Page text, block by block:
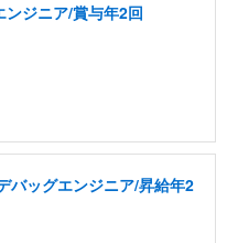
ンジニア/賞与年2回
バッグエンジニア/昇給年2